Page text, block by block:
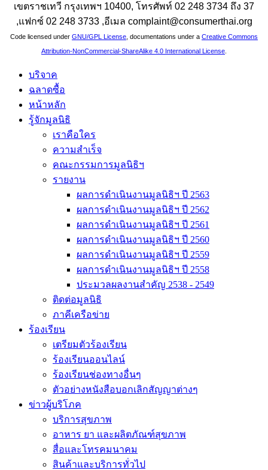
เขตราชเทวี กรุงเทพฯ 10400, โทรศัพท์ 02 248 3734 ถึง 37
,แฟกซ์ 02 248 3733 ,อีเมล complaint@consumerthai.org
Code licensed under GNU/GPL License , documentations under a Creative Commons
Attribution-NonCommercial-ShareAlike 4.0 International License
บริจาค
ฉลาดซื้อ
หน้าหลัก
รู้จักมูลนิธิ
เราคือใคร
ความสำเร็จ
คณะกรรมการมูลนิธิฯ
รายงาน
ผลการดำเนินงานมูลนิธิฯ ปี 2563
ผลการดำเนินงานมูลนิธิฯ ปี 2562
ผลการดำเนินงานมูลนิธิฯ ปี 2561
ผลการดำเนินงานมูลนิธิฯ ปี 2560
ผลการดำเนินงานมูลนิธิฯ ปี 2559
ผลการดำเนินงานมูลนิธิฯ ปี 2558
ประมวลผลงานสำคัญ 2538 - 2549
ติดต่อมูลนิธิ
ภาคีเครือข่าย
ร้องเรียน
เตรียมตัวร้องเรียน
ร้องเรียนออนไลน์
ร้องเรียนช่องทางอื่นๆ
ตัวอย่างหนังสือบอกเลิกสัญญาต่างๆ
ข่าวผู้บริโภค
บริการสุขภาพ
อาหาร ยา และผลิตภัณฑ์สุขภาพ
สื่อและโทรคมนาคม
สินค้าและบริการทั่วไป